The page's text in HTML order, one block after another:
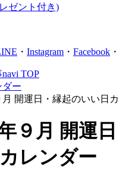
ゼント付き)
・ Instagram ・ Facebook ・
TOP
ダー
月 開運日・縁起のいい日
９月 開運
レンダー